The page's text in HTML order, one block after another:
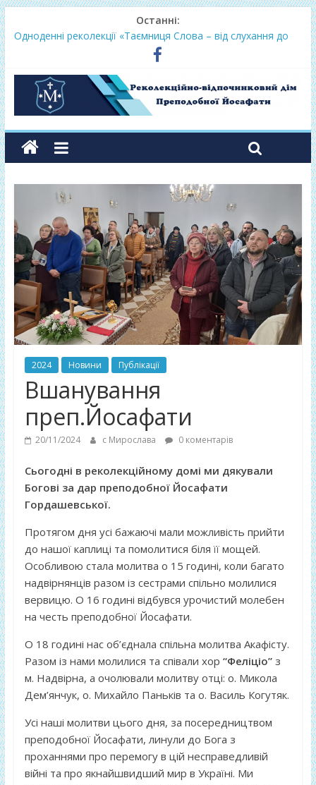
Останні:
Фундамент у вересні 2026
Одноденні реколекції «Таємниця Слова – від слухання до
Lectio Divina – єв.Матея 2026
Нове життя в Христі – осінь 2026
2024 Новини Публікації
Вшанування
преп.Йосафати
20/11/2024 с Мирослава 0 коментарів
Сьогодні в реколекційному домі ми дякували
Богові за дар преподобної Йосафати
Гордашевської.
Протягом дня усі бажаючі мали можливість прийти
до нашої каплиці та помолитися біля її мощей.
Особливою стала молитва о 15 годині, коли багато
надвірнянців разом із сестрами спільно молилися
вервицю. О 16 годині відбувся урочистий молебен
на честь преподобної Йосафати.
О 18 годині нас об’єднала спільна молитва Акафісту.
Разом із нами молилися та співали хор “Феліціо”з
м. Надвірна, а очолювали молитву отці: о. Микола
Дем’янчук, о. Михайло Паньків та о. Василь Когутяк.
Усі наші молитви цього дня, за посередництвом
преподобної Йосафати, линули до Бога з
проханнями про перемогу в цій несправедливій
війні та про якнайшвидший мир в Україні. Ми